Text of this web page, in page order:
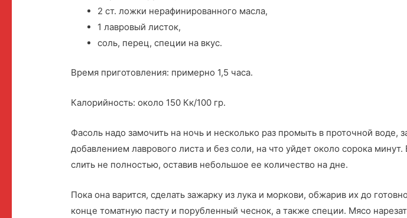
2 ст. ложки нерафинированного масла,
1 лавровый листок,
соль, перец, специи на вкус.
Время приготовления: примерно 1,5 часа.
Калорийность: около 150 Кк/100 гр.
Фасоль надо замочить на ночь и несколько раз промыть в проточной воде,
добавлением лаврового листа и без соли, на что уйдет около сорока минут.
слить не полностью, оставив небольшое ее количество на дне.
Пока она варится, сделать зажарку из лука и моркови, обжарив их до
конце томатную пасту и порубленный чеснок, а также специи. Мясо